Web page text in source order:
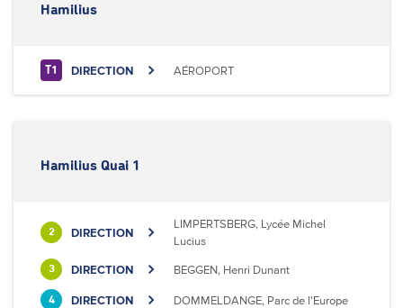
Hamilius
T1 DIRECTION AÉROPORT
Hamilius Quai 1
2 DIRECTION
LIMPERTSBERG, Lycée Michel
Lucius
3 DIRECTION BEGGEN, Henri Dunant
4 DIRECTION DOMMELDANGE, Parc de l'Europe